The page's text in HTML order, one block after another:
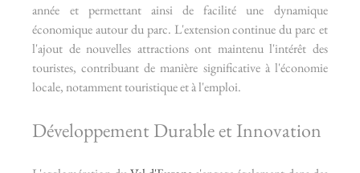
année et permettant ainsi de facilité une dynamique
économique autour du parc. L'extension continue du parc et
l'ajout de nouvelles attractions ont maintenu l'intérêt des
touristes, contribuant de manière significative à l'économie
locale, notamment touristique et à l'emploi.
Développement Durable et Innovation